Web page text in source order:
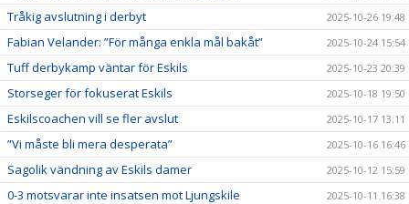
Tråkig avslutning i derbyt 2025-10-26 19:48
Fabian Velander: ”För många enkla mål bakåt” 2025-10-24 15:54
Tuff derbykamp väntar för Eskils 2025-10-23 20:39
Storseger för fokuserat Eskils 2025-10-18 19:50
Eskilscoachen vill se fler avslut 2025-10-17 13:11
”Vi måste bli mera desperata” 2025-10-16 16:46
Sagolik vändning av Eskils damer 2025-10-12 15:59
0-3 motsvarar inte insatsen mot Ljungskile 2025-10-11 16:38